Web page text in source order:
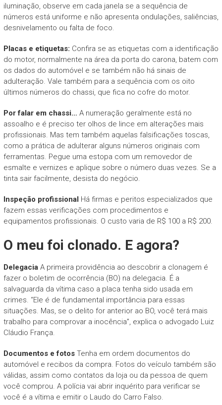
iluminação, observe em cada janela se a sequência de
números está uniforme e não apresenta ondulações, saliências,
desnivelamento ou falta de foco.
Placas e etiquetas: Confira se as etiquetas com a identificação
do motor, normalmente na área da porta do carona, batem com
os dados do automóvel e se também não há sinais de
adulteração. Vale também para a sequência com os oito
últimos números do chassi, que fica no cofre do motor.
Por falar em chassi… A numeração geralmente está no
assoalho e é preciso ter olhos de lince em alterações mais
profissionais. Mas tem também aquelas falsificações toscas,
como a prática de adulterar alguns números originais com
ferramentas. Pegue uma estopa com um removedor de
esmalte e vernizes e aplique sobre o número duas vezes. Se a
tinta sair facilmente, desista do negócio.
Inspeção profissional Há firmas e peritos especializados que
fazem essas verificações com procedimentos e
equipamentos profissionais. O custo varia de R$ 100 a R$ 200.
O meu foi clonado. E agora?
Delegacia A primeira providência ao descobrir a clonagem é
fazer o boletim de ocorrência (BO) na delegacia. É a
salvaguarda da vítima caso a placa tenha sido usada em
crimes. “Ele é de fundamental importância para essas
situações. Mas, se o delito for anterior ao BO, você terá mais
trabalho para comprovar a inocência”, explica o advogado Luiz
Cláudio França.
Documentos e fotosTenha em ordem documentos do
automóvel e recibos da compra. Fotos do veículo também são
válidas, assim como contatos da loja ou da pessoa de quem
você comprou. A polícia vai abrir inquérito para verificar se
você é a vítima e emitir o Laudo do Carro Falso.